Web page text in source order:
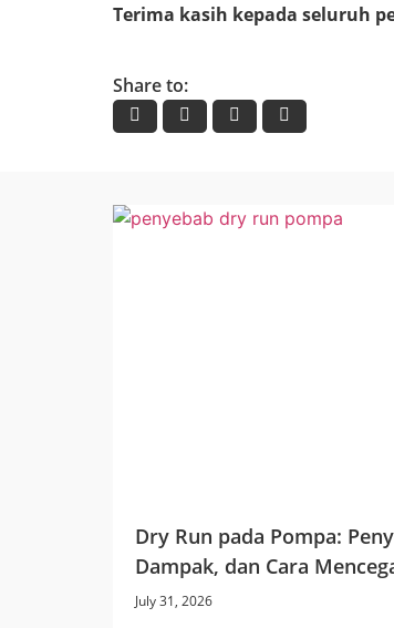
Terima kasih kepada seluruh
Share to:
Dry Run pada Pompa:
Dampak, dan Cara
July 31, 2026